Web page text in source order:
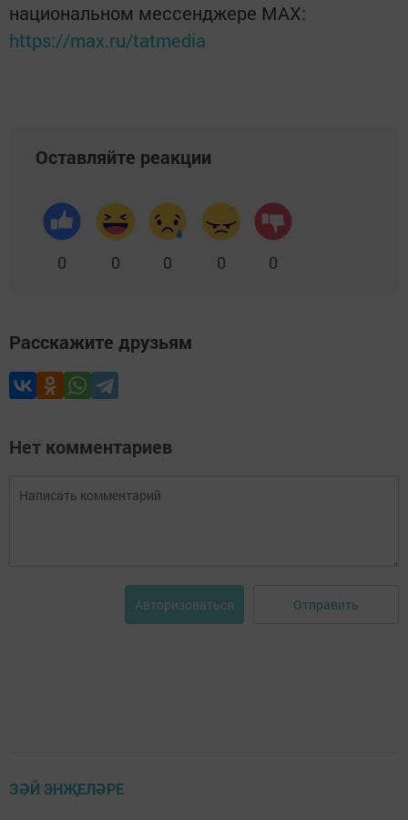
национальном мессенджере MАХ:
https://max.ru/tatmedia
Оставляйте реакции
0 0 0 0 0
Расскажите друзьям
Нет комментариев
Авторизоваться Отправить
ЗӘЙ ЭНҖЕЛӘРЕ